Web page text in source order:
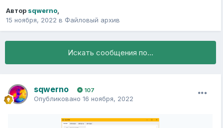
Автор sqwerno,
15 ноября, 2022 в Файловый архив
Искать сообщения по...
sqwerno 107
Опубликовано 16 ноября, 2022